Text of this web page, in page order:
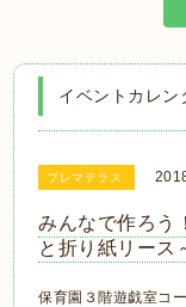
イベントカレン
プレマテラス
みんなで作ろう
と折り紙リース
保育園３階遊戯室コ